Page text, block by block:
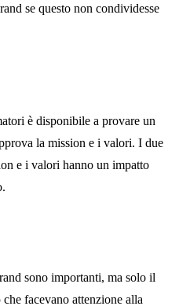
se questo non condividesse
è disponibile a provare un
la mission e i valori. I due
e i valori hanno un impatto
sono importanti, ma solo il
facevano attenzione alla